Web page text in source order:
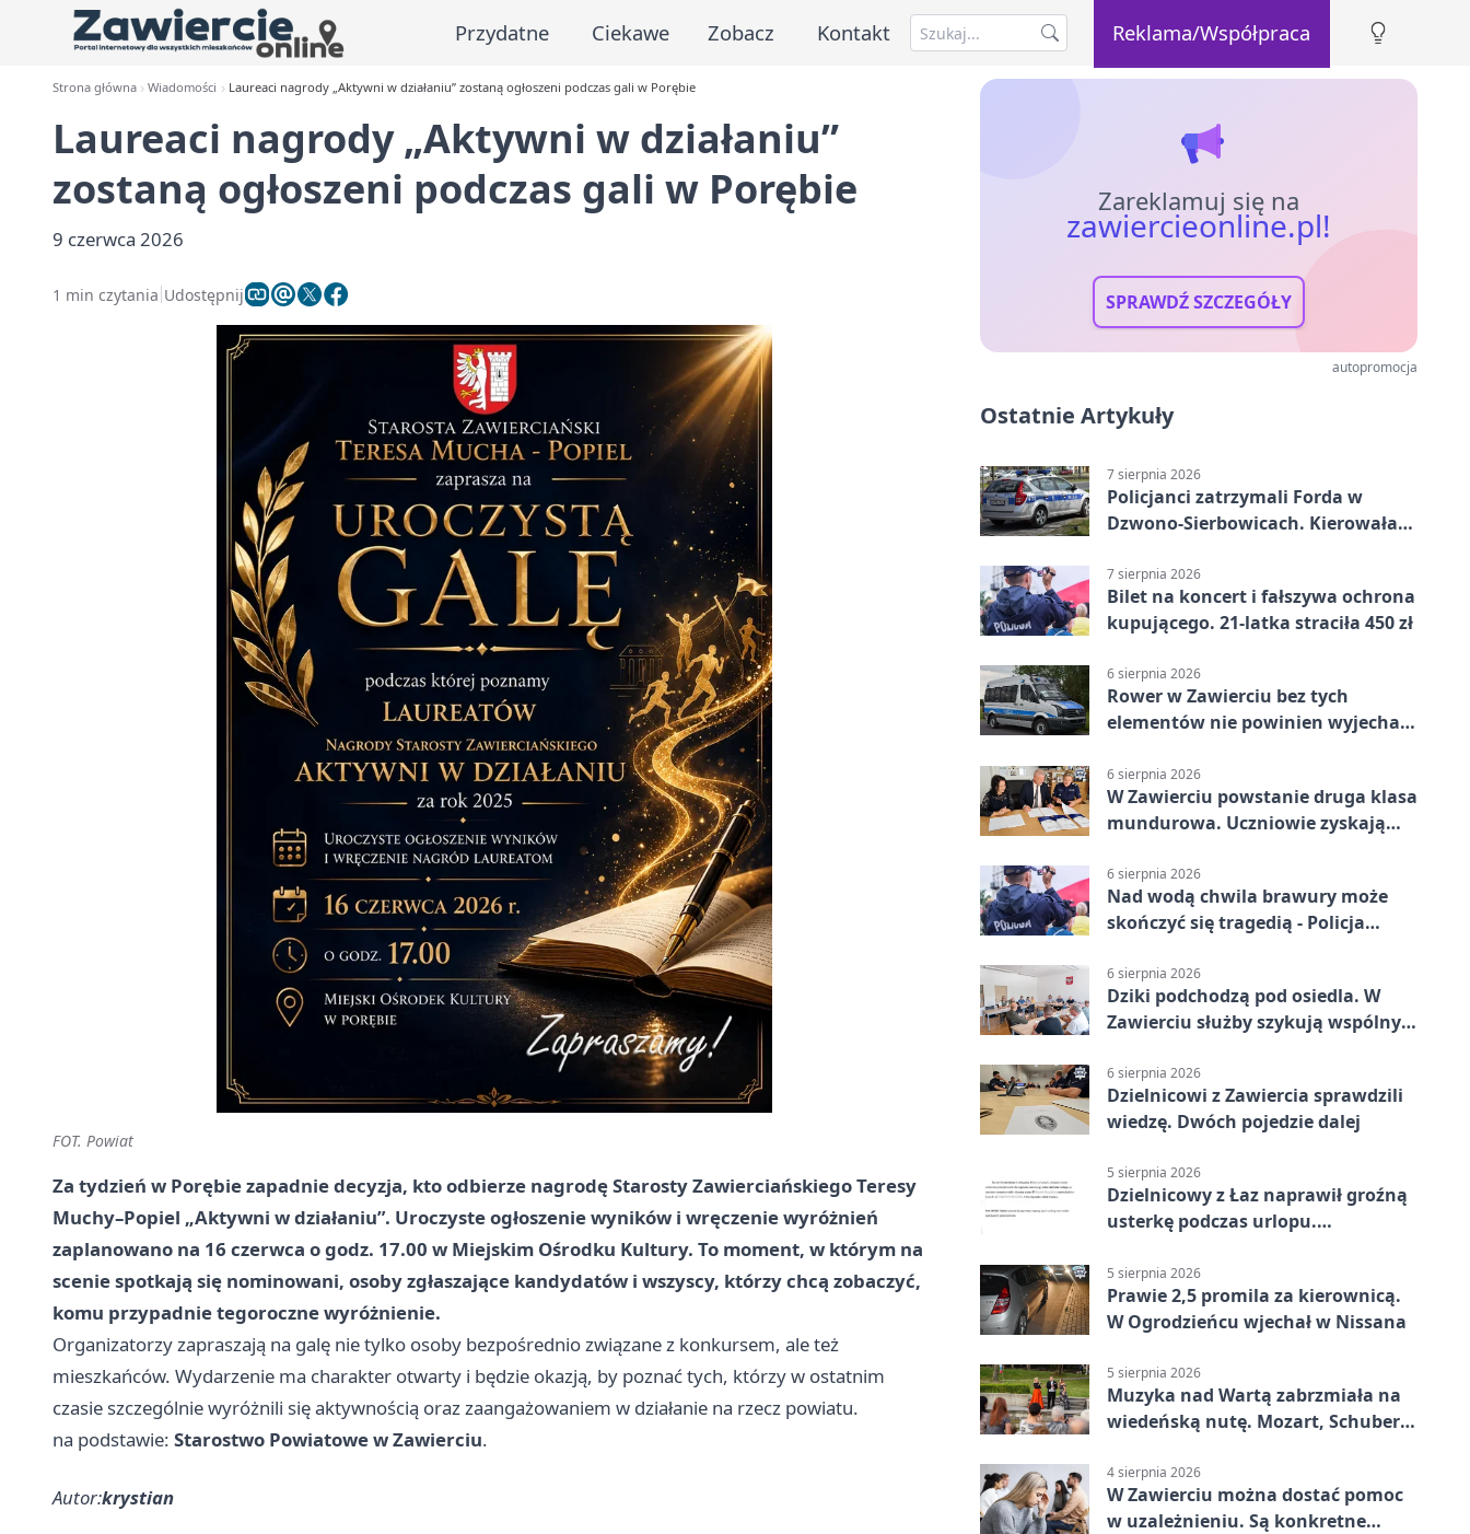
Przydatne Ciekawe Zobacz Kontakt Reklama/Współpraca
Strona główna Wiadomości Laureaci nagrody „Aktywni w działaniu” zostaną ogłoszeni podczas gali w Porębie
Laureaci nagrody „Aktywni w działaniu”
zostaną ogłoszeni podczas gali w Porębie
9 czerwca 2026
1 min czytania Udostępnij
FOT. Powiat
Za tydzień w Porębie zapadnie decyzja, kto odbierze nagrodę Starosty Zawierciańskiego Teresy
Muchy–Popiel „Aktywni w działaniu”. Uroczyste ogłoszenie wyników i wręczenie wyróżnień
zaplanowano na 16 czerwca o godz. 17.00 w Miejskim Ośrodku Kultury. To moment, w którym na
scenie spotkają się nominowani, osoby zgłaszające kandydatów i wszyscy, którzy chcą zobaczyć,
komu przypadnie tegoroczne wyróżnienie.
Organizatorzy zapraszają na galę nie tylko osoby bezpośrednio związane z konkursem, ale też
mieszkańców. Wydarzenie ma charakter otwarty i będzie okazją, by poznać tych, którzy w ostatnim
czasie szczególnie wyróżnili się aktywnością oraz zaangażowaniem w działanie na rzecz powiatu.
na podstawie: Starostwo Powiatowe w Zawierciu.
Autor:krystian
Zareklamuj się na
zawiercieonline.pl!
SPRAWDŹ SZCZEGÓŁY
autopromocja
Ostatnie Artykuły
7 sierpnia 2026
Policjanci zatrzymali Forda w
Dzwono-Sierbowicach. Kierowała
7 sierpnia 2026
Bilet na koncert i fałszywa ochrona
kupującego. 21-latka straciła 450 zł
6 sierpnia 2026
Rower w Zawierciu bez tych
elementów nie powinien wyjechać
6 sierpnia 2026
W Zawierciu powstanie druga klasa
mundurowa. Uczniowie zyskają
6 sierpnia 2026
Nad wodą chwila brawury może
skończyć się tragedią - Policja
6 sierpnia 2026
Dziki podchodzą pod osiedla. W
Zawierciu służby szykują wspólny
6 sierpnia 2026
Dzielnicowi z Zawiercia sprawdzili
wiedzę. Dwóch pojedzie dalej
5 sierpnia 2026
Dzielnicowy z Łaz naprawił groźną
usterkę podczas urlopu.
5 sierpnia 2026
Prawie 2,5 promila za kierownicą.
W Ogrodzieńcu wjechał w Nissana
5 sierpnia 2026
Muzyka nad Wartą zabrzmiała na
wiedeńską nutę. Mozart, Schubert i
4 sierpnia 2026
W Zawierciu można dostać pomoc
w uzależnieniu. Są konkretne